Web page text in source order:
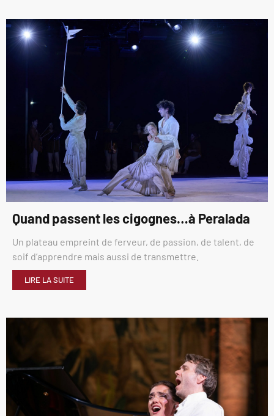
Quand passent les cigognes…à Peralada
Un plateau empreint de ferveur, de passion, de talent, de
soif d’apprendre mais aussi de transmettre.
LIRE LA SUITE